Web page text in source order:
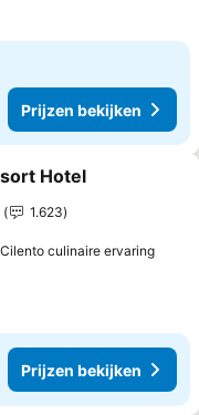
Prijzen bekijken
aan favorieten
Hotel
1.623
culinaire ervaring
Prijzen bekijken